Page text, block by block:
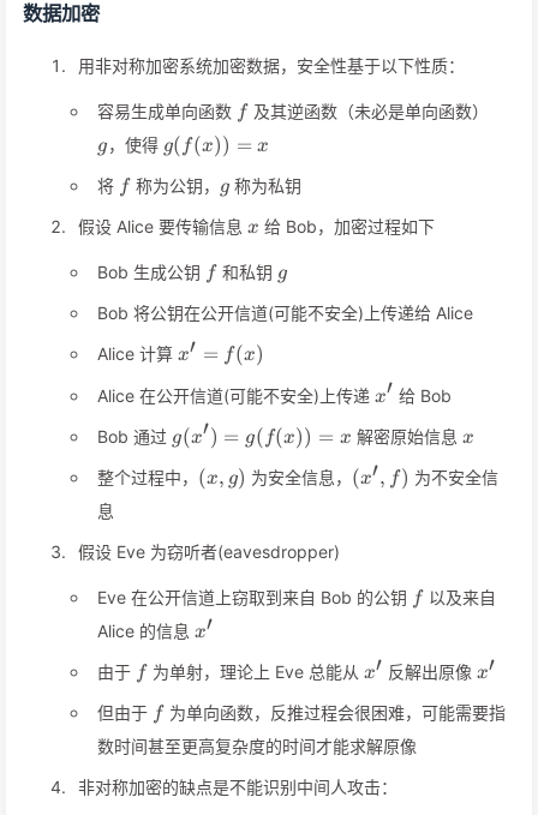
数据加密
用非对称加密系统加密数据，安全性基于以下性质：
容易生成单向函数 ff及其逆函数（未必是单向函数）
g，使得 g(f(x))=x
g( f(x)) = x
将 ff称为公钥， g
g 称为私钥
假设 Alice 要传输信息 x
x 给 Bob，加密过程如下
Bob 生成公钥 ff和私钥 g
g
Bob 将公钥在公开信道(可能不安全)上传递给 Alice
Alice 计算 x'=f(x)
x′ = f(x)
Alice 在公开信道(可能不安全)上传递 x'
x′ 给 Bob
Bob 通过 g(x')=g(f(x))=
x
g(x′) = g( f(x)) = x 解密原始信息 x
x
整个过程中， (x,
g)
(x, g) 为安全信息， (x',f)
(x′, f) 为不安全信
息
假设 Eve 为窃听者(eavesdropper)
Eve 在公开信道上窃取到来自 Bob 的公钥 ff以及来自
Alice 的信息 x'
x′
由于 ff为单射，理论上 Eve 总能从 x'
x′ 反解出原像 x'
x′
但由于 ff为单向函数，反推过程会很困难，可能需要指
数时间甚至更高复杂度的时间才能求解原像
非对称加密的缺点是不能识别中间人攻击：